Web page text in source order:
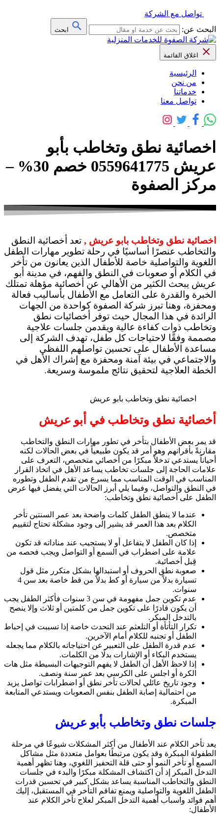
تواصل مع الشركة
البحث عن:
ابحث
اغلاق القائمة
الرئيسية
من نحن
خدماتنا
تواصل معنا
اخصائية نطق وتخاطب بأبو
عريش 0559641775 خصم 30% –
مركز الصفوة
اخصائية نطق وتخاطب بابو عريش , تعد أخصائية النطق
والتخاطب عنصرًا أساسيًا في رحلة تطوير مهارات الطفل
اللغوية والتواصلية خاصة للأطفال الذين يعانون من تأخر
في الكلام أو صعوبات في النطق والفهم، في مدينة أبو
عريش يبحث الكثير من الأهالي عن أخصائية مؤهلة تمتلك
الخبرة والقدرة على التعامل مع الأطفال بأساليب فعالة
ومحفزة، وهنا تبرز شركة الصفوة كواحدة من الجهات
الرائدة في هذا المجال حيث توفر أخصائيات نطق
وتخاطب ذوات كفاءة عالية ويقدمن جلسات علاجية
مصممة وفقًا لاحتياجات كل طفل، تهدف الشركة إلى
مساعدة الأطفال على تحسين تواصلهم اللفظي
والاجتماعي في بيئة آمنة ومحفزة مع إشراك الأهل في
الخطة العلاجية لتحقيق نتائج ملموسة وسريعة.
اخصائية نطق وتخاطب بابو عريش
أخصائية نطق وتخاطب في أبو عريش
قد يمر بعض الأطفال بتأخر في تطور مهارات النطق والتخاطب
مقارنةً بأقرانهم وهو أمر قد يكون طبيعياً في بعض الحالات لكنه
أحياناً يستدعي تدخلاً مبكرًا من أخصائي متخصص، التعرف على
علامات الحاجة إلى جلسات تخاطب يساعد الأهل في اتخاذ القرار
المناسب في الوقت المناسب مما يسرع من تقدم الطفل وتطوره
في النطق والتواصل، وفيما يلي أبرز الحالات التي يفضل فيها عرض
الطفل على أخصائية نطق وتخاطب:
عندما لا ينطق الطفل كلمات واضحة بعد عمر السنتين تأخر
الكلام بعد هذا العمر قد يشير إلى وجود مشكلة تحتاج لتقييم
متخصص.
إذا كان الطفل لا يتفاعل أو لا يستجيب عند مناداته قد تكون
علامة على اضطراب في السمع أو التواصل ويجب فحصه من
قِبل أخصائية.
صعوبة نطق الحروف أو استبدالها بشكل متكرر مثل قول
تسيارة بدلاً من سيارة أو كط بدلاً من قط خاصة بعد سن 4
سنوات.
عدم تكوين جمل مفهومة في سن 3 سنوات فأكثر الطفل يجب
أن يكون قادرًا على تكوين جمل من كلمتين أو ثلاث وإلا ينصح
بالتدخل المبكر.
تكرار التأتأة أو التلعثم عند التحدث خاصة إذا تسببت في إحباط
الطفل أو تجنبه للكلام أمام الآخرين.
عدم قدرة الطفل على التعبير عن احتياجاته بالكلام مما يجعله
يستخدم البكاء أو الإشارات بدلًا من الكلمات.
إذا لاحظ الأهل أن الطفل لا يفهم التوجيهات البسيطة مثل هات
الكرة أو اجلس على الكرسي بعد عمر سنة ونصف.
وجود تاريخ عائلي لحالات تأخر نطق أو اضطرابات تواصل يزيد
من احتمالية إصابة الطفل بنفس الصعوبات ويستدعي المتابعة
المبكرة.
جلسات نطق وتخاطب بأبو عريش
يعد تأخر الكلام عند الأطفال من أكثر المشكلات شيوعًا في مرحلة
الطفولة المبكرة وقد يكون مرتبطًا بعوامل متعددة مثل مشاكل
السمع أو تأخر النمو أو حتى قلة التحفيز اللغوي، وهنا تظهر أهمية
التدخل المبكر إذ أن اكتشاف المشكلة مبكرًا والبدء في جلسات
النطق والتخاطب المناسبة يساعد بشكل كبير في تحسين قدرات
الطفل اللغوية والتواصلية ويمنع تفاقم التأخر في المستقبل، إليك
أهم فوائد واسباب أهمية التدخل المبكر لعلاج تأخر الكلام عند
الأطفال: